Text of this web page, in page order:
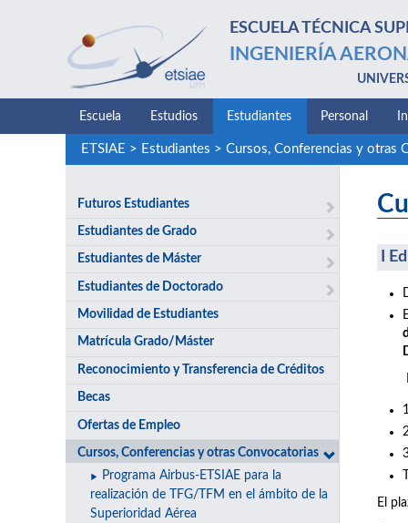
ESCUELA TÉCNICA
INGENIERÍA
Escuela Estudios Estudiantes Personal
ETSIAE > Estudiantes > Cursos, Conferencias y otras
Futuros Estudiantes
Estudiantes de Grado
Estudiantes de Máster
Estudiantes de Doctorado
Movilidad de Estudiantes
Matrícula Grado/Máster
Reconocimiento y Transferencia de Créditos
Becas
Ofertas de Empleo
Cursos, Conferencias y otras Convocatorias
Programa Airbus-ETSIAE para la
realización de TFG/TFM en el ámbito de la
Superioridad Aérea
I
El